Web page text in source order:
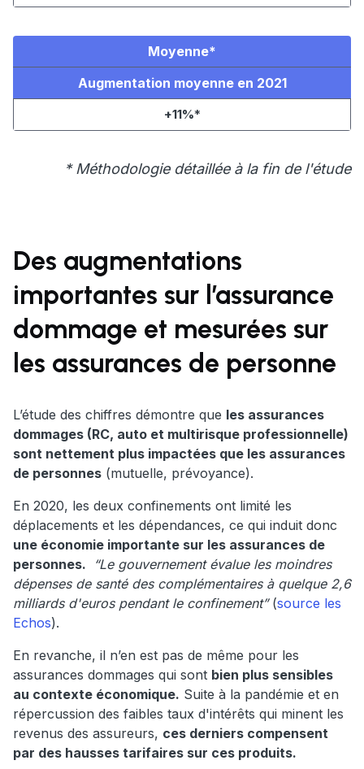
Moyenne*
Augmentation moyenne en 2021
+11%*
* Méthodologie détaillée à la fin de l'étude
Des augmentations
importantes sur l’assurance
dommage et mesurées sur
les assurances de personne
L’étude des chiffres démontre que les assurances
dommages (RC, auto et multirisque professionnelle)
sont nettement plus impactées que les assurances
de personnes (mutuelle, prévoyance).
En 2020, les deux confinements ont limité les
déplacements et les dépendances, ce qui induit donc
une économie importante sur les assurances de
personnes.
“Le gouvernement évalue les moindres
dépenses de santé des complémentaires à quelque 2,6
milliards d'euros pendant le confinement”(source les
Echos).
En revanche, il n’en est pas de même pour les
assurances dommages qui sont bien plus sensibles
au contexte économique. Suite à la pandémie et en
répercussion des faibles taux d'intérêts qui minent les
revenus des assureurs, ces derniers compensent
par des hausses tarifaires sur ces produits.